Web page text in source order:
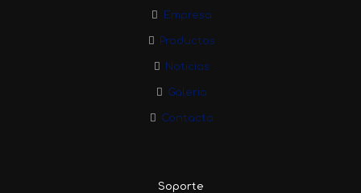
Empresa
Productos
Noticias
Galeria
Contacto
Soporte